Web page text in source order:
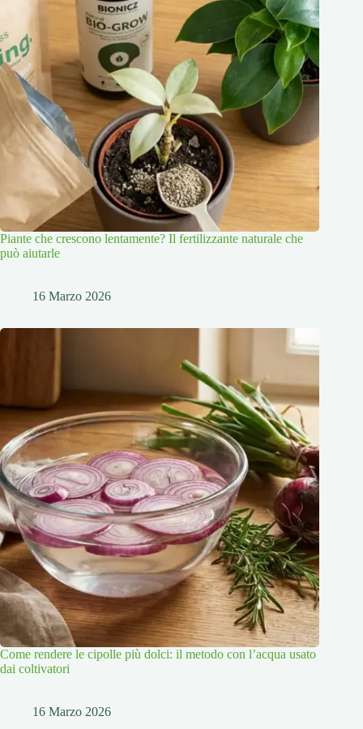
Piante che crescono lentamente? Il fertilizzante naturale che
può aiutarle
16 Marzo 2026
Come rendere le cipolle più dolci: il metodo con l’acqua usato
dai coltivatori
16 Marzo 2026